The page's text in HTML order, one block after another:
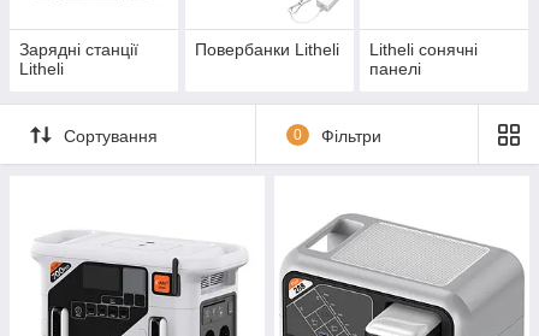
Зарядні станції
Litheli
Повербанки Litheli
Litheli сонячні
панелі
Сортування 0 Фільтри